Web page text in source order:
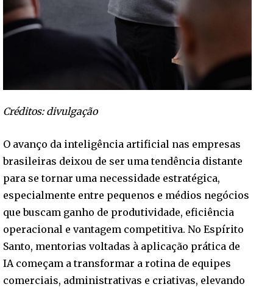
Créditos: divulgação
O avanço da inteligência artificial nas empresas
brasileiras deixou de ser uma tendência distante
para se tornar uma necessidade estratégica,
especialmente entre pequenos e médios negócios
que buscam ganho de produtividade, eficiência
operacional e vantagem competitiva. No Espírito
Santo, mentorias voltadas à aplicação prática de
IA começam a transformar a rotina de equipes
comerciais, administrativas e criativas, elevando